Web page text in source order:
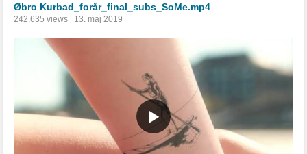
Øbro Kurbad_forår_final_subs_SoMe.mp4
242.635 views 13. maj 2019